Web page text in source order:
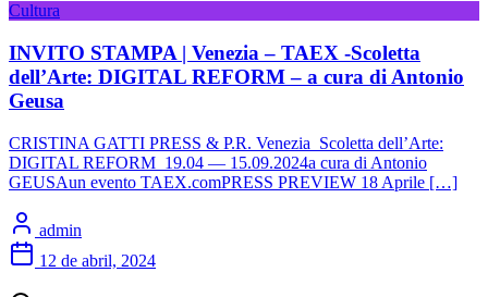
Cultura
INVITO STAMPA | Venezia – TAEX -Scoletta
dell’Arte: DIGITAL REFORM – a cura di Antonio
Geusa
CRISTINA GATTI PRESS & P.R. Venezia Scoletta dell’Arte:
DIGITAL REFORM 19.04 — 15.09.2024a cura di Antonio
GEUSAun evento TAEX.comPRESS PREVIEW 18 Aprile […]
admin
12 de abril, 2024